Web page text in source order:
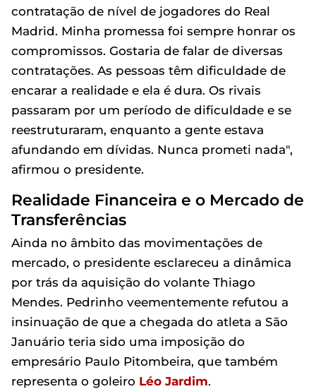
contratação de nível de jogadores do Real
Madrid. Minha promessa foi sempre honrar os
compromissos. Gostaria de falar de diversas
contratações. As pessoas têm dificuldade de
encarar a realidade e ela é dura. Os rivais
passaram por um período de dificuldade e se
reestruturaram, enquanto a gente estava
afundando em dívidas. Nunca prometi nada",
afirmou o presidente.
Realidade Financeira e o Mercado de
Transferências
Ainda no âmbito das movimentações de
mercado, o presidente esclareceu a dinâmica
por trás da aquisição do volante Thiago
Mendes. Pedrinho veementemente refutou a
insinuação de que a chegada do atleta a São
Januário teria sido uma imposição do
empresário Paulo Pitombeira, que também
representa o goleiro Léo Jardim.